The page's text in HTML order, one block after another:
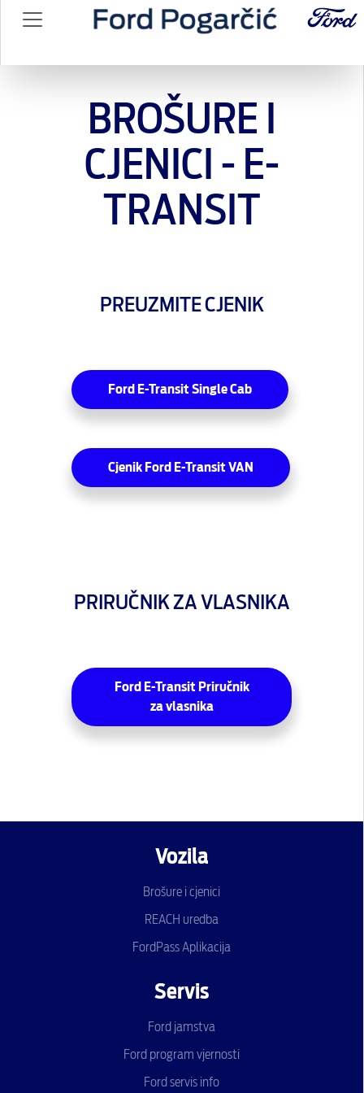
BROŠURE I
CJENICI - E-
TRANSIT
PREUZMITE CJENIK
Ford E-Transit Single Cab
Cjenik Ford E-Transit VAN
PRIRUČNIK ZA VLASNIKA
Ford E-Transit Priručnik
za vlasnika
Vozila
Brošure i cjenici
REACH uredba
FordPass Aplikacija
Servis
Ford jamstva
Ford program vjernosti
Ford servis info